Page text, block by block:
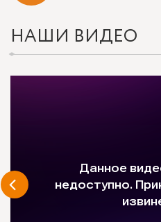
НАШИ ВИДЕО